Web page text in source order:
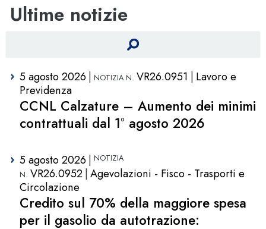
Ultime notizie
5 agosto 2026 VR26.0951
Lavoro e
Previdenza
CCNL Calzature – Aumento dei minimi
contrattuali dal 1° agosto 2026
5 agosto 2026
VR26.0952 Agevolazioni - Fisco - Trasporti e
Circolazione
Credito sul 70% della maggiore spesa
per il gasolio da autotrazione: